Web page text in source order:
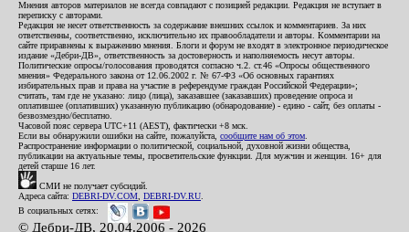
Мнения авторов материалов не всегда совпадают с позицией редакции. Редакция не вступает в
переписку с авторами.
Редакция не несет ответственность за содержание внешних ссылок и комментариев. За них
ответственны, соответственно, исключительно их правообладатели и авторы. Комментарии на
сайте приравнены к выражению мнения. Блоги и форум не входят в электронное периодическое
издание «Дебри-ДВ», ответственность за достоверность и наполняемость несут авторы.
Политические опросы/голосования проводятся согласно ч.2. ст.46 «Опросы общественного
мнения» Федерального закона от 12.06.2002 г. № 67-ФЗ «Об основных гарантиях
избирательных прав и права на участие в референдуме граждан Российской Федерации»;
считать, там где не указано: лицо (лица), заказавшее (заказавших) проведение опроса и
оплатившее (оплативших) указанную публикацию (обнародование) - едино - сайт, без оплаты -
безвозмездно/бесплатно.
Часовой пояс сервера UTC+11 (AEST), фактически +8 мск.
Если вы обнаружили ошибки на сайте, пожалуйста, сообщите нам об этом
Распространение информации о политической, социальной, духовной жизни общества,
публикации на актуальные темы, просветительские функции. Для мужчин и женщин. 16+ для
детей старше 16 лет.
СМИ не получает субсидий.
Адреса сайта: DEBRI-DV.COM DEBRI-DV.RU
В социальных сетях:
© Дебри-ДВ, 20.04.2006 - 2026